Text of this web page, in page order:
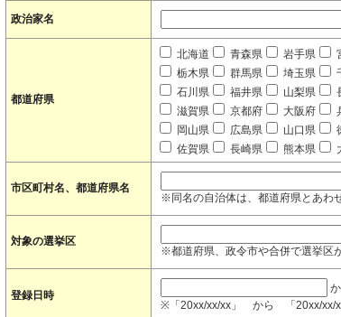
政治家名
都道府県
北海道 青森県 岩手県
栃木県
群馬県 埼玉県
石川県
福井県 山梨県
滋賀県
京都府 大阪府
岡山県
広島県 山口県
佐賀県
長崎県 熊本県
市区町村名、都道府県名
※同名の自治体は、都道府県とあわ
対象の選挙区
※都道府県、政令市や合併で選挙区
登録日時
※「20xx/xx/xx」 から 「20xx/xx/